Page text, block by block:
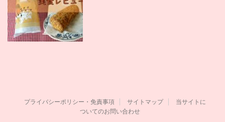
プライバシーポリシー・免責事項 サイトマップ
当サイトに
ついてのお問い合わせ